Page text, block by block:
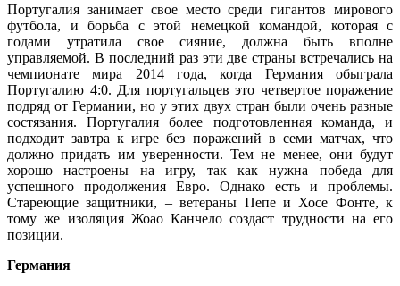
Португалия занимает свое место среди гигантов мирового
футбола, и борьба с этой немецкой командой, которая с
годами утратила свое сияние, должна быть вполне
управляемой. В последний раз эти две страны встречались на
чемпионате мира 2014 года, когда Германия обыграла
Португалию 4:0. Для португальцев это четвертое поражение
подряд от Германии, но у этих двух стран были очень разные
состязания. Португалия более подготовленная команда, и
подходит завтра к игре без поражений в семи матчах, что
должно придать им уверенности. Тем не менее, они будут
хорошо настроены на игру, так как нужна победа для
успешного продолжения Евро. Однако есть и проблемы.
Стареющие защитники, – ветераны Пепе и Хосе Фонте, к
тому же изоляция Жоао Канчело создаст трудности на его
позиции.
Германия